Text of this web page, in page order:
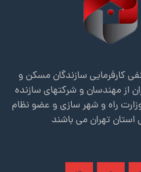
کارفرمایی سازندگان مسکن و
از مهندسان و شرکتهای سازنده
راه و شهر سازی و عضو نظام
تهران می باشند